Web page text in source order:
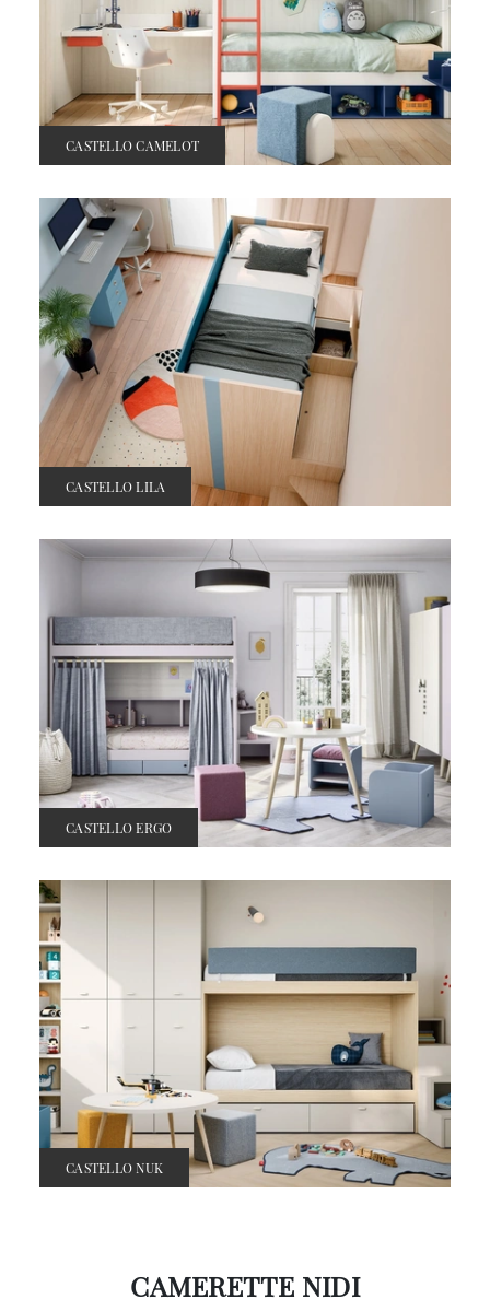
CASTELLO CAMELOT
CASTELLO LILA
CASTELLO ERGO
CASTELLO NUK
CAMERETTE NIDI